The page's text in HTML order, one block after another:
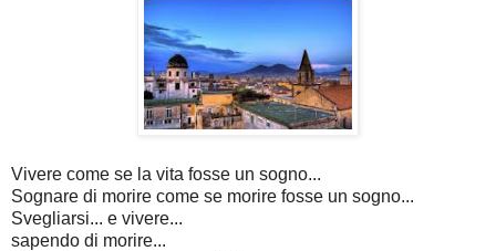
Vivere come se la vita fosse un sogno...
Sognare di morire come se morire fosse un sogno...
Svegliarsi... e vivere...
sapendo di morire...